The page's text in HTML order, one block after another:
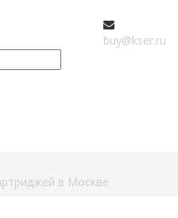
buy@kser.ru
в Москве